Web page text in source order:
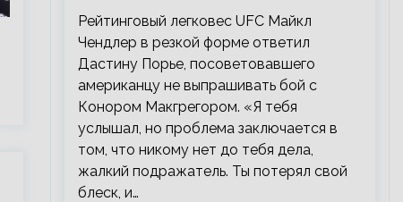
Майкл Чендлер – о словах Порье
Рейтинговый легковес UFC Майкл
Чендлер в резкой форме ответил
Дастину Порье, посоветовавшего
американцу не выпрашивать бой с
Конором Макгрегором. «Я тебя
услышал, но проблема заключается в
том, что никому нет до тебя дела,
жалкий подражатель. Ты потерял свой
блеск, и…